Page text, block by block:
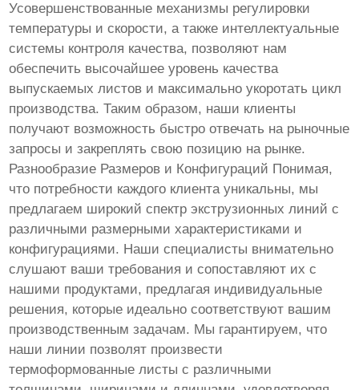
Усовершенствованные механизмы регулировки
температуры и скорости, а также интеллектуальные
системы контроля качества, позволяют нам
обеспечить высочайшее уровень качества
выпускаемых листов и максимально укоротать цикл
производства. Таким образом, наши клиенты
получают возможность быстро отвечать на рыночные
запросы и закреплять свою позицию на рынке.
Разнообразие Размеров и Конфигураций Понимая,
что потребности каждого клиента уникальны, мы
предлагаем широкий спектр экструзионных линий с
различными размерными характеристиками и
конфигурациями. Наши специалисты внимательно
слушают ваши требования и сопоставляют их с
нашими продуктами, предлагая индивидуальные
решения, которые идеально соответствуют вашим
производственным задачам. Мы гарантируем, что
наши линии позволят произвести
термоформованные листы с различными